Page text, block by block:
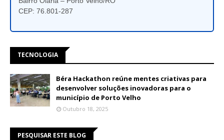
CEP: 76.801-287
TECNOLOGIA
Béra Hackathon reúne mentes criativas para
desenvolver soluções inovadoras para o
município de Porto Velho
Outubro 18, 2025
PESQUISAR ESTE BLOG